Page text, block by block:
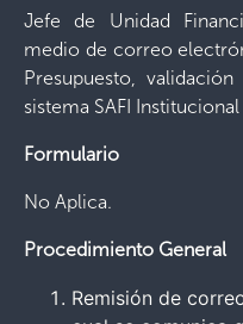
Jefe de Unidad
medio de correo
Presupuesto,
sistema SAFI
Formulario
No Aplica.
Procedimiento General
Remisión de